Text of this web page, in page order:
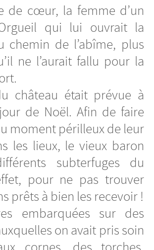
de cœur, la femme d’un
qui lui ouvrait la
chemin de l’abîme, plus
ne l’aurait fallu pour la
château était prévue à
de Noël. Afin de faire
moment périlleux de leur
les lieux, le vieux baron
subterfuges du
pour ne pas trouver
prêts à bien les recevoir !
embarquées sur des
on avait pris soin